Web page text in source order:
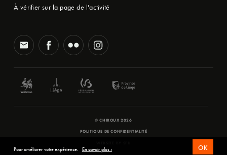
À vérifier sur la page de l'activité
© CHIROUX 2026
POLITIQUE DE CONFIDENTIALITÉ
Pour améliorer votre expérience. En savoir plus › OK